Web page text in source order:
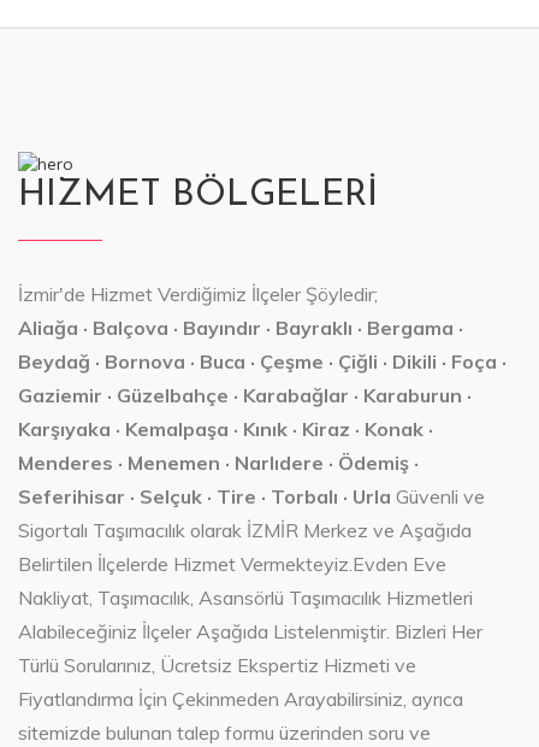
HIZMET BÖLGELERİ
İzmir'de Hizmet Verdiğimiz İlçeler Şöyledir;
Aliağa · Balçova · Bayındır · Bayraklı · Bergama ·
Beydağ · Bornova · Buca · Çeşme · Çiğli · Dikili · Foça ·
Gaziemir · Güzelbahçe · Karabağlar · Karaburun ·
Karşıyaka · Kemalpaşa · Kınık · Kiraz · Konak ·
Menderes · Menemen · Narlıdere · Ödemiş ·
Seferihisar · Selçuk · Tire · Torbalı · Urla Güvenli ve
Sigortalı Taşımacılık olarak İZMİR Merkez ve Aşağıda
Belirtilen İlçelerde Hizmet Vermekteyiz.Evden Eve
Nakliyat, Taşımacılık, Asansörlü Taşımacılık Hizmetleri
Alabileceğiniz İlçeler Aşağıda Listelenmiştir. Bizleri Her
Türlü Sorularınız, Ücretsiz Ekspertiz Hizmeti ve
Fiyatlandırma İçin Çekinmeden Arayabilirsiniz, ayrıca
sitemizde bulunan talep formu üzerinden soru ve